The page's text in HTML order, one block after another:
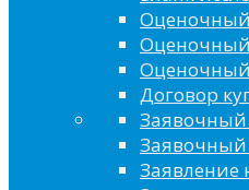
Договор
Заявочный
Заявочный
Заявление